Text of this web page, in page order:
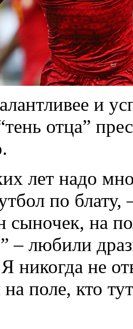
и
отца”
лет надо
по
сыночек, на
– любили
никогда не
поле, кто